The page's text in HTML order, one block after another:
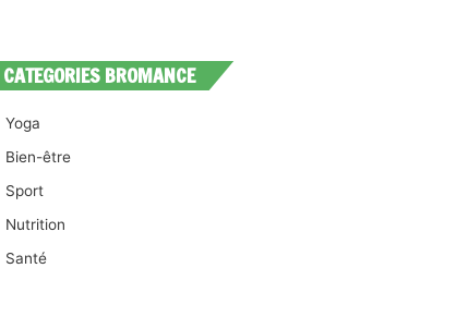
CATEGORIES BROMANCE
Yoga
Bien-être
Sport
Nutrition
Santé